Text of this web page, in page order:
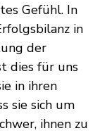
Gefühl. In
in
der
dies für uns
in ihren
sie sich um
ihnen zu